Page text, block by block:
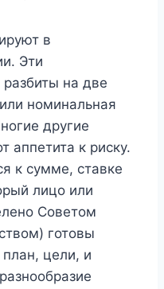
в
Эти
на две
номинальная
другие
аппетита к риску.
к сумме, ставке
лицо или
Советом
готовы
цели, и